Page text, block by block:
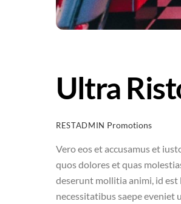
Ultra
RESTADMIN Promotions
Vero eos et accusamus et
quos dolores et quas
deserunt mollitia animi, id
necessitatibus saepe eveniet